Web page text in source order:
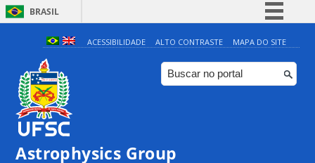
BRASIL
Simplifique!
Comunica BR
Participe
ACESSIBILIDADE ALTO CONTRASTE MAPA DO SITE
Astrophysics Group